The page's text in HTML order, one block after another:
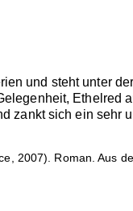
und steht unter
zankt sich ein
2007). Roman. Aus